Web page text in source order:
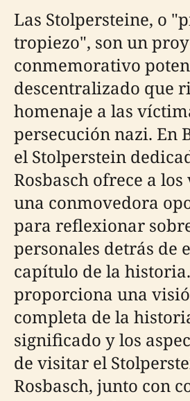
Las Stolpersteine, o
tropiezo", son un
conmemorativo
descentralizado que
homenaje a las
persecución nazi. En
el Stolperstein
Rosbasch ofrece a
una conmovedora
para reflexionar
personales detrás de
capítulo de la
proporciona una
completa de la
significado y los
de visitar el
Rosbasch, junto con